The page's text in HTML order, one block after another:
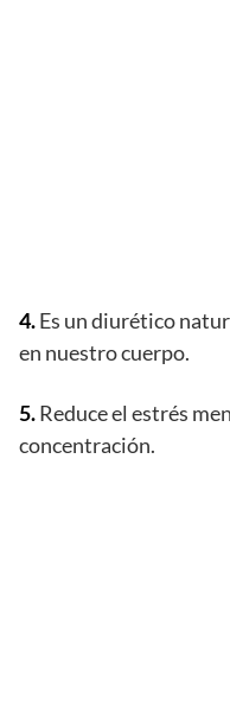
4.Es un diurético
en nuestro cuerpo.
5.Reduce el estrés
concentración.